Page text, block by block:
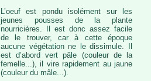
L’oeuf est pondu isolément sur les
jeunes pousses de la plante
nourricières. Il est donc assez facile
de le trouver, car à cette époque
aucune végétation ne le dissimule. Il
est d’abord vert pâle (couleur de la
femelle...), il vire rapidement au jaune
(couleur du mâle...).